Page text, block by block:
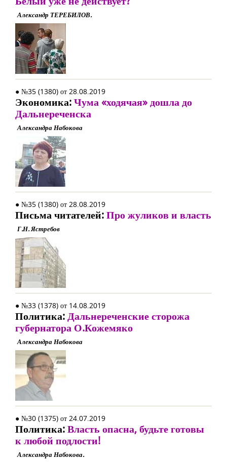
Александр ТЕРЕБИЛОВ.
● №35 (1380) от 28.08.2019
Экономика:Чума «ходячая» дошла до
Дальнереченска
Александра Набокова
● №35 (1380) от 28.08.2019
Письма читателей:Про жуликов и власть
Г.Н. Ястребов
● №33 (1378) от 14.08.2019
Политика:Дальнереченские сторожа
губернатора О.Кожемяко
Александра Набокова
● №30 (1375) от 24.07.2019
Политика:Власть опасна, будьте готовы
к любой подлости!
Александра Набокова.